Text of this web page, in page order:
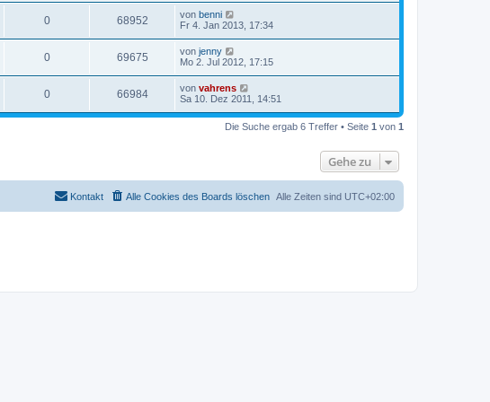
0 68952 von benni
Fr 4. Jan 2013, 17:34
0 69675 von jenny
Mo 2. Jul 2012, 17:15
0 66984 von vahrens
Sa 10. Dez 2011, 14:51
Die Suche ergab 6 Treffer • Seite 1 von 1
Gehe zu
Alle Zeiten sind UTC+02:00
Alle Cookies des Boards löschen
Kontakt